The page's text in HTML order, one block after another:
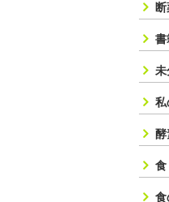
書
未
私
酵
食
食